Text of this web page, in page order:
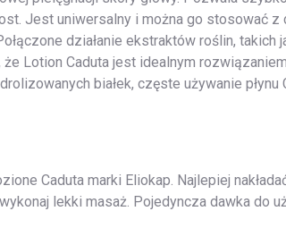
Jest uniwersalny i można go stosować z
działanie ekstraktów roślin, takich
Lotion Caduta jest idealnym
białek, częste używanie
Caduta marki Eliokap. Najlepiej
lekki masaż. Pojedyncza dawka do